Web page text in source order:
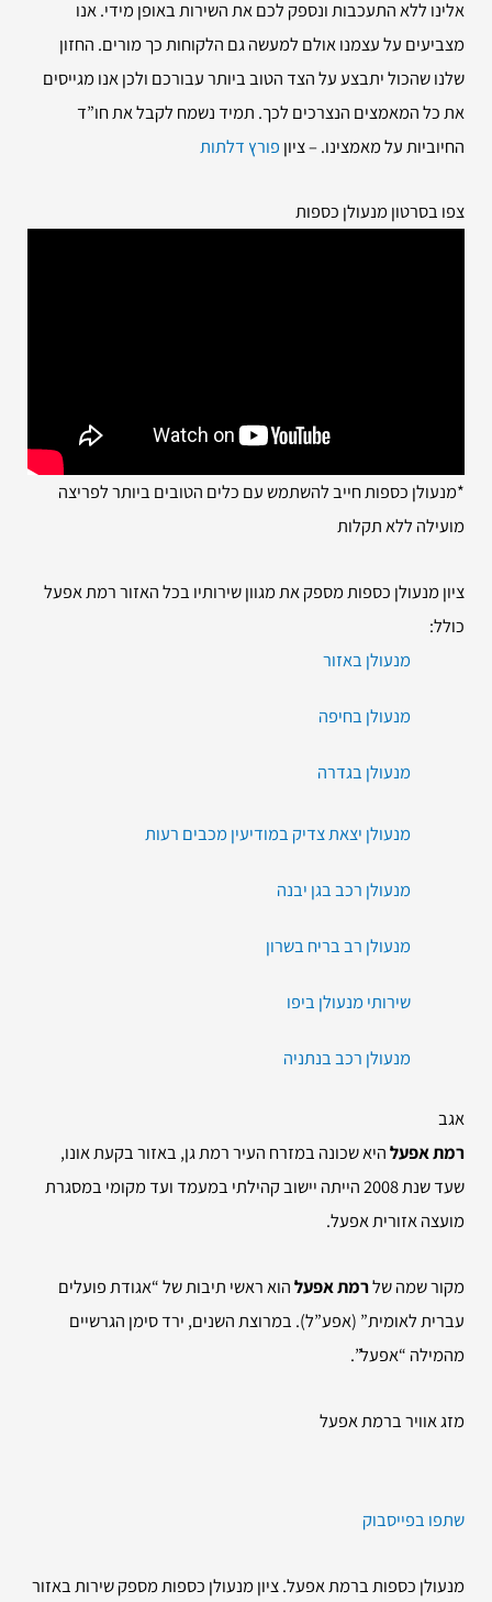
אלינו ללא התעכבות ונספק לכם את השירות באופן מידי. אנו
מצביעים על עצמנו אולם למעשה גם הלקוחות כך מורים. החזון
שלנו שהכול יתבצע על הצד הטוב ביותר עבורכם ולכן אנו מגייסים
את כל המאמצים הנצרכים לכך. תמיד נשמח לקבל את חו”ד
החיוביות על מאמצינו. – ציון פורץ דלתות
צפו בסרטון מנעולן כספות
*מנעולן כספות חייב להשתמש עם כלים הטובים ביותר לפריצה
מועילה ללא תקלות
ציון מנעולן כספות מספק את מגוון שירותיו בכל האזור רמת אפעל
כולל:
מנעולן באזור
מנעולן בחיפה
מנעולן בגדרה
מנעולן יצאת צדיק במודיעין מכבים רעות
מנעולן רכב בגן יבנה
מנעולן רב בריח בשרון
שירותי מנעולן ביפו
מנעולן רכב בנתניה
אגב
רמת אפעלהיא שכונה במזרח העיר רמת גן, באזור בקעת אונו,
שעד שנת 2008 הייתה יישוב קהילתי במעמד ועד מקומי במסגרת
מועצה אזורית אפעל.
מקור שמה שלרמת אפעלהוא ראשי תיבות של “אגודת פועלים
עברית לאומית” (אפע”ל). במרוצת השנים, ירד סימן הגרשיים
מהמילה “אפעל”.
מזג אוויר ברמת אפעל
שתפו בפייסבוק
מנעולן כספות ברמת אפעל. ציון מנעולן כספות מספק שירות באזור